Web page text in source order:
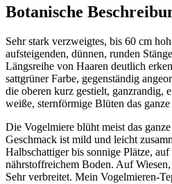
Botanische
Sehr stark verzweigtes, bis 60 cm
aufsteigenden, dünnen, runden
Längsreihe von Haaren deutlich
sattgrüner Farbe, gegenständig
die oberen kurz gestielt, ganzrandig,
weiße, sternförmige Blüten das ganze
Die Vogelmiere blüht meist das
Geschmack ist mild und leicht
Halbschattiger bis sonnige Plätze,
nährstoffreichem Boden. Auf
Sehr verbreitet. Mein Vogelmieren-